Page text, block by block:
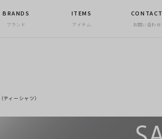
BRANDS
ブランド
ITEMS
アイテム
CONTACT
お問い合わせ
ティーシャツ）